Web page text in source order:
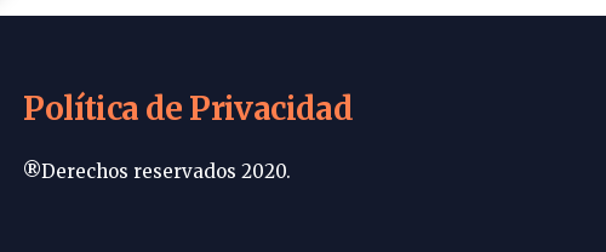
Política de Privacidad
®Derechos reservados 2020.